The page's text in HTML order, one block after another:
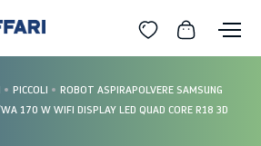
PICCOLI
ROBOT ASPIRAPOLVERE SAMSUNG
170 W WIFI DISPLAY LED QUAD CORE R18 3D